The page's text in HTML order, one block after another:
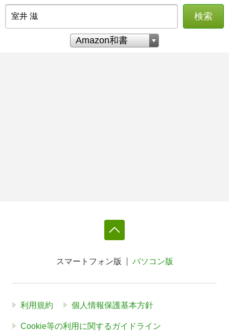
検索
スマートフォン版 パソコン版
利用規約 個人情報保護基本方針
Cookie等の利用に関するガイドライン